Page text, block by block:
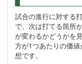
試合の進行に対する
で、次は打てる箇所
が変わるかどうかを
方が1つあたりの価
想です。